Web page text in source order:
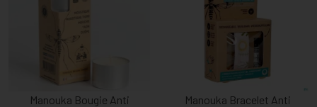
Manouka Bougie Anti
Manouka Bracelet Anti